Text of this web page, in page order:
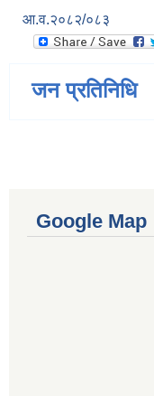
आ.व.२०८२/०८३
जन प्रतिनिधि
Google Map